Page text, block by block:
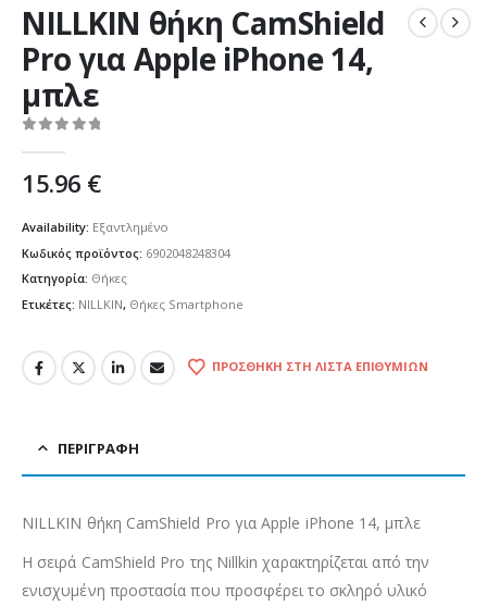
NILLKIN θήκη CamShield
Pro για Apple iPhone 14,
μπλε
15.96 €
Availability: Εξαντλημένο
Κωδικός προϊόντος: 6902048248304
Κατηγορία: Θήκες
Ετικέτες: NILLKIN, Θήκες Smartphone
ΠΡΟΣΘΉΚΗ ΣΤΗ ΛΊΣΤΑ ΕΠΙΘΥΜΙΏΝ
ΠΕΡΙΓΡΑΦΉ
NILLKIN θήκη CamShield Pro για Apple iPhone 14, μπλε
Η σειρά CamShield Pro της Nillkin χαρακτηρίζεται από την
ενισχυμένη προστασία που προσφέρει το σκληρό υλικό